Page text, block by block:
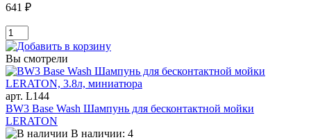
641 ₽
Вы смотрели
арт. L144
BW3 Base Wash Шампунь для бесконтактной мойки
LERATON
В наличии: 4